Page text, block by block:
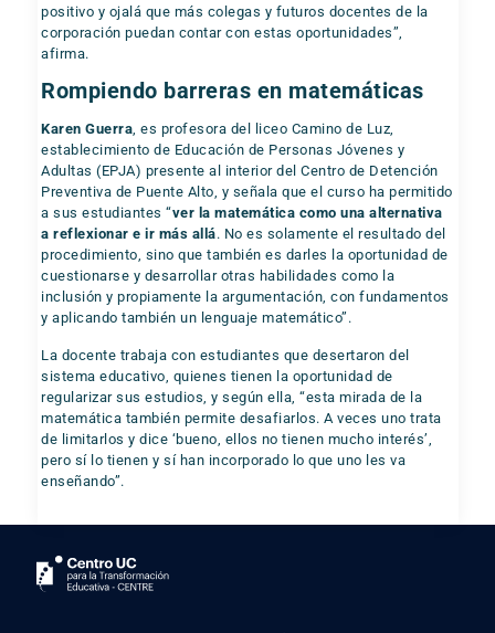
positivo y ojalá que más colegas y futuros docentes de la
corporación puedan contar con estas oportunidades”,
afirma.
Rompiendo barreras en matemáticas
Karen Guerra , es profesora del liceo Camino de Luz,
establecimiento de Educación de Personas Jóvenes y
Adultas (EPJA) presente al interior del Centro de Detención
Preventiva de Puente Alto, y señala que el curso ha permitido
a sus estudiantes “ver la matemática como una alternativa
a reflexionar e ir más allá. No es solamente el resultado del
procedimiento, sino que también es darles la oportunidad de
cuestionarse y desarrollar otras habilidades como la
inclusión y propiamente la argumentación, con fundamentos
y aplicando también un lenguaje matemático”.
La docente trabaja con estudiantes que desertaron del
sistema educativo, quienes tienen la oportunidad de
regularizar sus estudios, y según ella, “esta mirada de la
matemática también permite desafiarlos. A veces uno trata
de limitarlos y dice ‘bueno, ellos no tienen mucho interés’,
pero sí lo tienen y sí han incorporado lo que uno les va
enseñando”.